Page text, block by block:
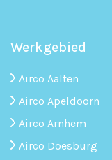
Werkgebied
Airco Aalten
Airco Apeldoorn
Airco Arnhem
Airco Doesburg